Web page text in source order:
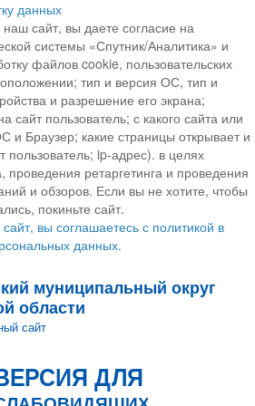
данных
сайт, вы даете согласие на
системы «Спутник/Аналитика» и
файлов cookie, пользовательских
тип и версия ОС, тип и
и разрешение его экрана;
сайт пользователь; с какого сайта или
и Браузер; какие страницы открывает и
пользователь; ip-адрес). в целях
ретаргетинга и проведения
и обзоров. Если вы не хотите, чтобы
покиньте сайт.
вы соглашаетесь с политикой в
данных.